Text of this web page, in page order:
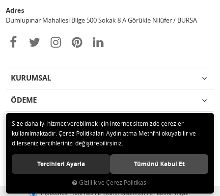
Adres
Dumlupınar Mahallesi Bilge 500 Sokak 8 A Görükle Nilüfer / BURSA
KURUMSAL
ÖDEME
İLETİŞİM
© 2020 MAG OTOMOTİV Tüm hakları saklıdır.
Hipotenüs Yeni Nesil E-Ticaret Sistemleri ile Hazırlanmıştır.
Size daha iyi hizmet verebilmek için internet sitemizde çerezler
kullanılmaktadır. Çerez Politikaları Aydınlatma Metni’ni okuyabilir ve
dilerseniz tercihlerinizi değiştirebilirsiniz.
Tercihleri Ayarla Tümünü Kabul Et
Gizlilik ve Çerez Politikası